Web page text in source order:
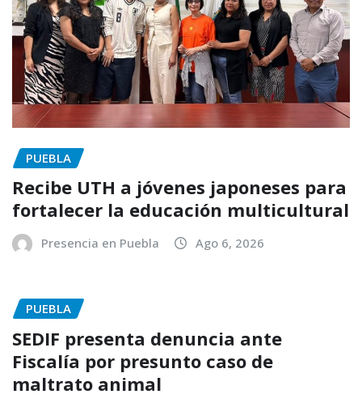
PUEBLA
Recibe UTH a jóvenes japoneses para
fortalecer la educación multicultural
Presencia en Puebla Ago 6, 2026
PUEBLA
SEDIF presenta denuncia ante
Fiscalía por presunto caso de
maltrato animal